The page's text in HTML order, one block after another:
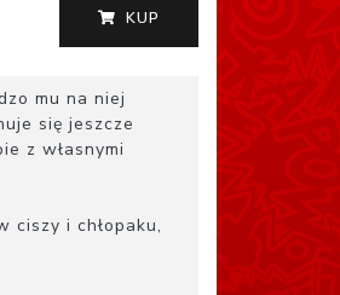
KUP
mu na niej
się jeszcze
z własnymi
ciszy i chłopaku,